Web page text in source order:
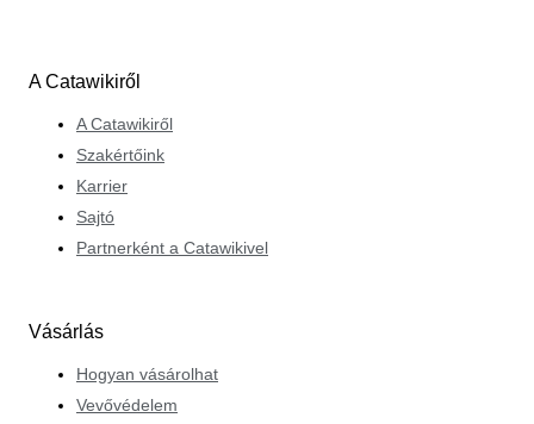
A Catawikiről
A Catawikiről
Szakértőink
Karrier
Sajtó
Partnerként a Catawikivel
Vásárlás
Hogyan vásárolhat
Vevővédelem